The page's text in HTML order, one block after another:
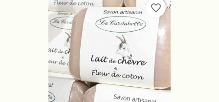
favorite_border